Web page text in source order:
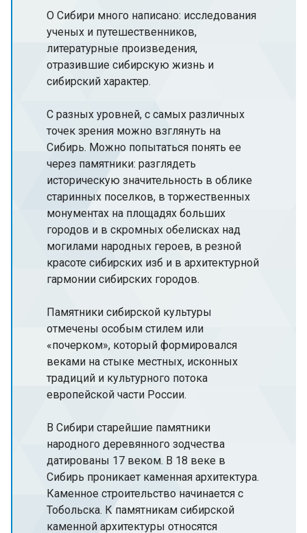
О Сибири много написано: исследования
ученых и путешественников,
литературные произведения,
отразившие сибирскую жизнь и
сибирский характер.
С разных уровней, с самых различных
точек зрения можно взглянуть на
Сибирь. Можно попытаться понять ее
через памятники: разглядеть
историческую значительность в облике
старинных поселков, в торжественных
монументах на площадях больших
городов и в скромных обелисках над
могилами народных героев, в резной
красоте сибирских изб и в архитектурной
гармонии сибирских городов.
Памятники сибирской культуры
отмечены особым стилем или
«почерком», который формировался
веками на стыке местных, исконных
традиций и культурного потока
европейской части России.
В Сибири старейшие памятники
народного деревянного зодчества
датированы 17 веком. В 18 веке в
Сибирь проникает каменная архитектура.
Каменное строительство начинается с
Тобольска. К памятникам сибирской
каменной архитектуры относятся